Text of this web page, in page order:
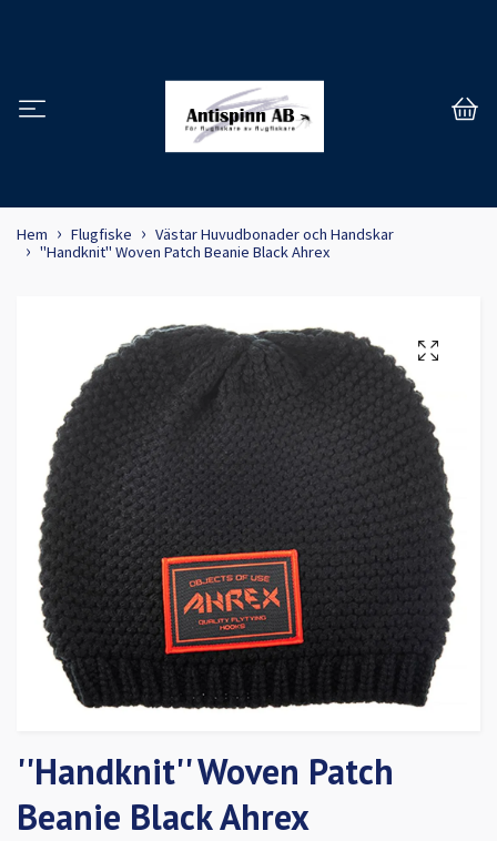
Hem Flugfiske
Västar Huvudbonader och Handskar
''Handknit'' Woven Patch Beanie Black Ahrex
''Handknit'' Woven Patch
Beanie Black Ahrex